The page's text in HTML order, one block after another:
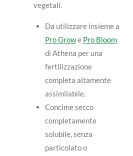
vegetali.
Da utilizzare insieme a
Pro Growe Pro Bloom
di Athena per una
fertilizzazione
completa altamente
assimilabile.
Concime secco
completamente
solubile, senza
particolato o